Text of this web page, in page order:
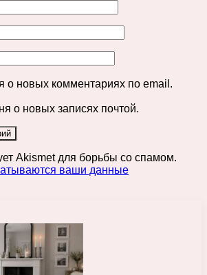
о новых комментариях по email.
о новых записях почтой.
Akismet для борьбы со спамом.
ваши данные